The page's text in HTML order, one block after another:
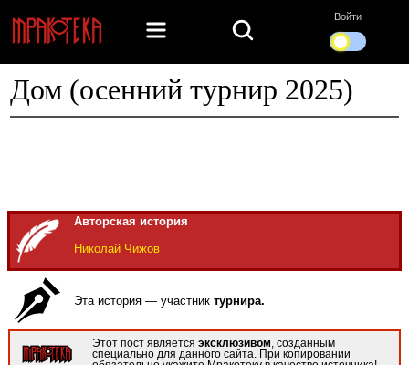
Войти
Дом (осенний турнир 2025)
Авторская история
Николай Чижов
Эта история — участниктурнира.
Этот пост являетсяэксклюзивом , созданным
специально для данного сайта. При копировании